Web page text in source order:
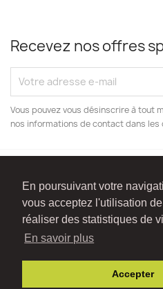
En poursuivant votre
vous acceptez l'utilisation
réaliser des statistiques de
En savoir plus
Accepter
Recevez nos offres
Vous pouvez vous désinscrire à tout
nos informations de contact dans
INFORMATIONS
FacebookInstagram
© 2026 - Boutique Madame